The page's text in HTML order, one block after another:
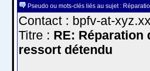
Pseudo ou mots-clés liés au sujet :
Contact : bpfv-at-
Titre : RE: Réparation
ressort détendu